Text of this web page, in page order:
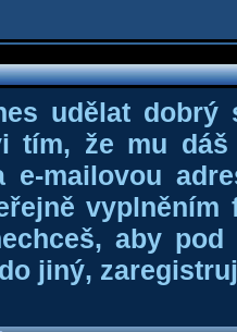
udělat dobrý
tím, že mu
e-mailovou
aby
jiný,